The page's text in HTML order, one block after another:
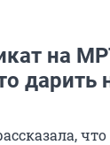
на
дарить